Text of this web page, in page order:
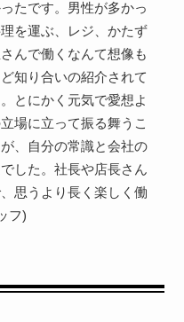
たです。男性が多かっ
を運ぶ、レジ、かたず
んで働くなんて想像も
知り合いの紹介されて
とにかく元気で愛想よ
場に立って振る舞うこ
、自分の常識と会社の
した。社長や店長さん
思うより長く楽しく働
フ)